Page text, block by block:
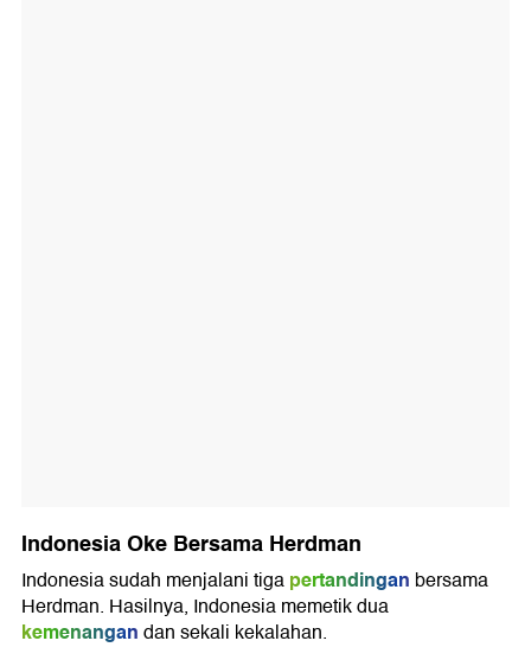
Indonesia Oke Bersama Herdman
Indonesia sudah menjalani tigapertandingan bersama
Herdman. Hasilnya, Indonesia memetik dua
kemenangandan sekali kekalahan.